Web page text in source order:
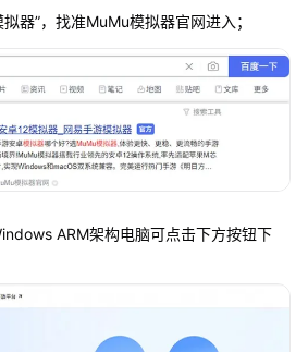
器”，找准MuMu模拟器官网进入；
ARM架构电脑可点击下方按钮下